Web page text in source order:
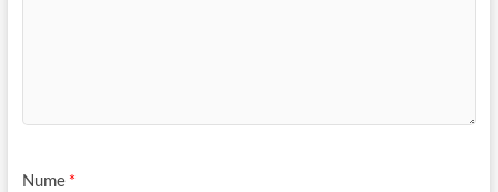
Nume *